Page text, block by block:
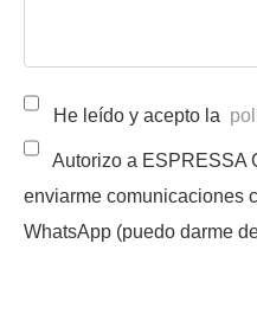
He leído y acepto la
Autorizo a ESPRESSA
enviarme comunicaciones
WhatsApp (puedo darme